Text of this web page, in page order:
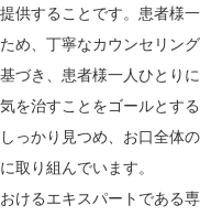
供することです。患者様一
め、丁寧なカウンセリング
づき、患者様一人ひとりに
を治すことをゴールとする
っかり見つめ、お口全体の
取り組んでいます。
けるエキスパートである専